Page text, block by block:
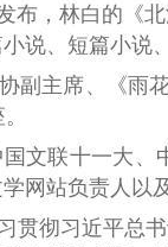
布， 林白的 《
说、短篇小说
副主席、《雨
文联十一大
网站负责人以
贯彻习近平总